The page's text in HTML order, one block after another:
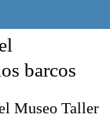
barcos
Museo Taller